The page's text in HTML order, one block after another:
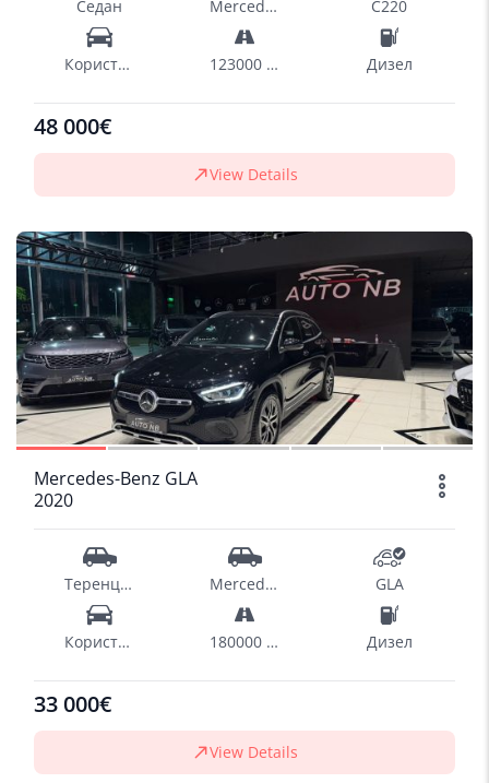
Седан Mercedes-Benz C220
Користен 123000 km Дизел
48 000€
View Details
SOLD
1/19
Mercedes-Benz GLA
2020
Теренци - SUV Mercedes-Benz GLA
Користен 180000 km Дизел
33 000€
View Details